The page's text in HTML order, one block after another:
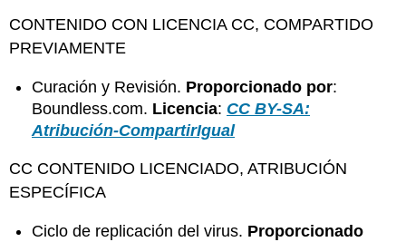
CONTENIDO CON LICENCIA CC, COMPARTIDO
PREVIAMENTE
Curación y Revisión. Proporcionado por:
Boundless.com. Licencia: CC BY-SA:
Atribución-CompartirIgual
CC CONTENIDO LICENCIADO, ATRIBUCIÓN
ESPECÍFICA
Ciclo de replicación del virus. Proporcionado